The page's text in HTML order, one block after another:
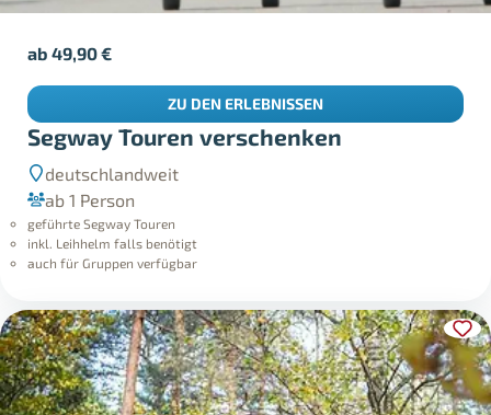
Segway Touren verschenken
deutschlandweit
ab 1 Person
geführte Segway Touren
inkl. Leihhelm falls benötigt
auch für Gruppen verfügbar
ab49,90€
ZU DEN ERLEBNISSEN